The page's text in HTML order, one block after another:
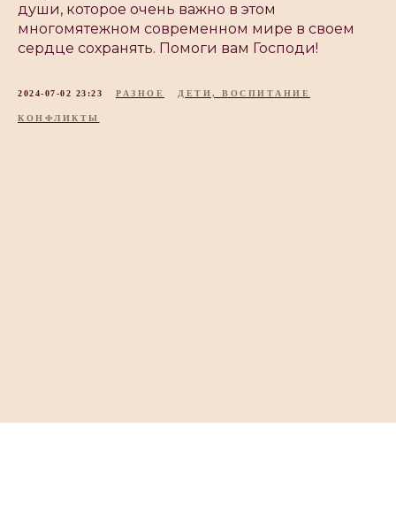
души, которое очень важно в этом
многомятежном современном мире в своем
сердце сохранять. Помоги вам Господи!
2024-07-02 23:23 РАЗНОЕ ДЕТИ, ВОСПИТАНИЕ
КОНФЛИКТЫ